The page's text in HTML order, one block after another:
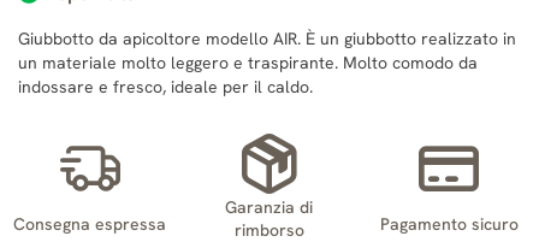
Giubbotto da apicoltore modello AIR. È un giubbotto realizzato in
un materiale molto leggero e traspirante. Molto comodo da
indossare e fresco, ideale per il caldo.
Consegna espressa
Garanzia di
rimborso
Pagamento sicuro